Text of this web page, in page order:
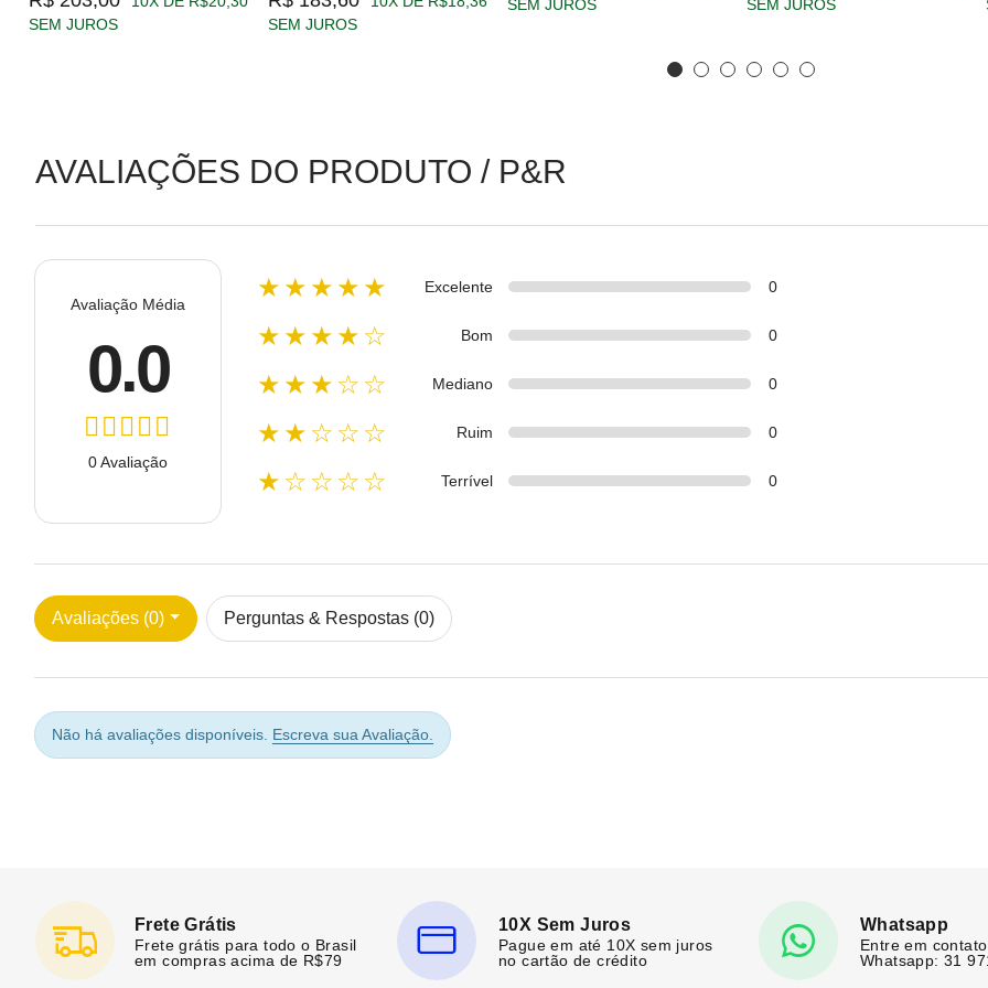
SEM JUROS
SEM JUROS
SEM JUROS
SEM JUROS
AVALIAÇÕES DO PRODUTO / P&R
Avaliação Média
0.0
0 Avaliação
★★★★★ Excelente 0
★★★★☆ Bom 0
★★★☆☆ Mediano 0
★★☆☆☆ Ruim 0
★☆☆☆☆ Terrível 0
Avaliações (0) Perguntas & Respostas (0)
Não há avaliações disponíveis. Escreva sua Avaliação.
Frete Grátis
Frete grátis para todo o Brasil
em compras acima de R$79
10X Sem Juros
Pague em até 10X sem juros
no cartão de crédito
Whatsapp
Entre em
Whatsapp: 31